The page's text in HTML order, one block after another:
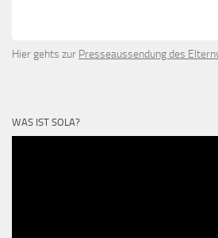
Hier gehts zur Presseaussendung des
WAS IST SOLA?